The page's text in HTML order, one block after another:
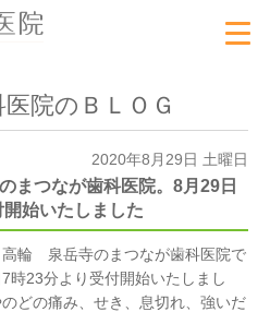
院のＢＬＯＧ
2020年8月29日 土曜日
つなが歯科医院。8月29日
始いたしました
輪 泉岳寺のまつなが歯科医院で
時23分より受付開始いたしまし
どの痛み、せき、息切れ、強いだ